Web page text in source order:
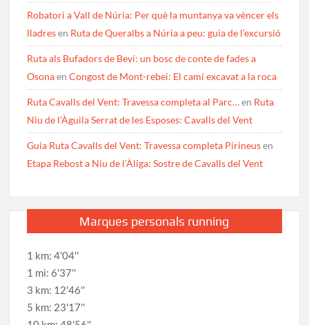
Robatori a Vall de Núria: Per què la muntanya va vèncer els
lladresen Ruta de Queralbs a Núria a peu: guia de l’excursió
Ruta als Bufadors de Beví: un bosc de conte de fades a
OsonaenCongost de Mont-rebei: El camí excavat a la roca
Ruta Cavalls del Vent: Travessa completa al Parc…en Ruta
Niu de l’Àguila Serrat de les Esposes: Cavalls del Vent
Guia Ruta Cavalls del Vent: Travessa completa Pirineusen
Etapa Rebost a Niu de l’Àliga: Sostre de Cavalls del Vent
Marques personals running
1 km: 4'04''
1 mi: 6'37''
3 km: 12'46''
5 km: 23'17''